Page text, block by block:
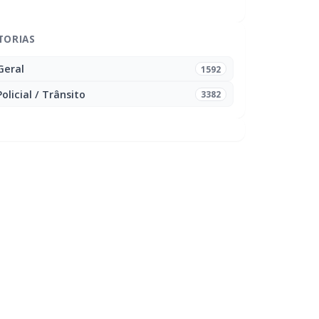
1592
/ Trânsito 3382